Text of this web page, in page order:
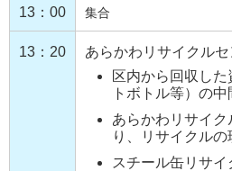
13：00 集合
13：20
あらかわリサイクル
区内から回収し
トボトル等）の
あらかわリサイク
り、リサイクル
スチール缶リサ